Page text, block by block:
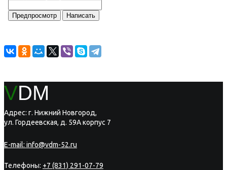
VDM
Адрес: г. Нижний Новгород,
ул. Гордеевская, д. 59А корпус 7
E-mail: info@vdm-52.ru
Телефоны: +7 (831) 291-07-79